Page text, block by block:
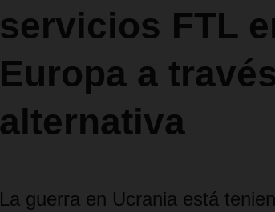
servicios FTL
Europa a
alternativa
La guerra en Ucrania está